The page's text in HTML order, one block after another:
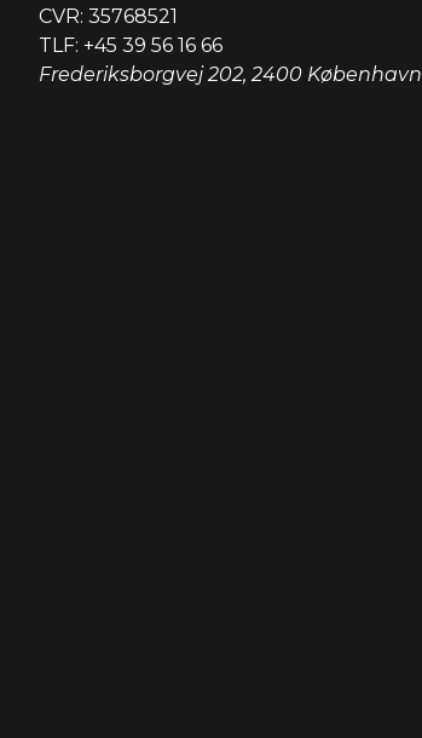
CVR: 35768521
TLF: +45 39 56 16 66
Frederiksborgvej 202, 2400 København